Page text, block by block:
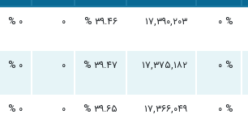
۰ % ۱۷,۳۹۰,۲۰۳ ۳۹.۴۶ % ۰ ۰ %
۰ % ۱۷,۳۷۵,۱۸۲ ۳۹.۴۷ % ۰ ۰ %
۰ % ۱۷,۳۶۶,۰۴۹ ۳۹.۶۵ % ۰ ۰ %